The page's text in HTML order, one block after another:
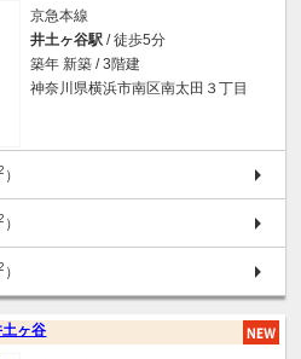
京急本線
井土ヶ谷駅 / 徒歩5分
築年 新築 / 3階建
神奈川県横浜市南区南太田３丁目
）
）
）
ヶ谷